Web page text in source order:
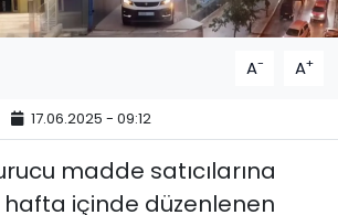
A- A+
17.06.2025 - 09:12
madde satıcılarına
hafta içinde düzenlenen